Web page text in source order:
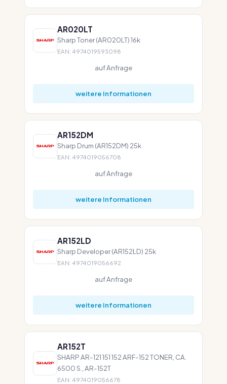
AR020LT
Sharp Toner (AR020LT) 16k
EAN: 4974019593098
auf Anfrage
weitere Informationen
AR152DM
Sharp Drum (AR152DM) 25k
EAN: 4974019056708
auf Anfrage
weitere Informationen
AR152LD
Sharp Developer (AR152LD) 25k
EAN: 4974019056692
auf Anfrage
weitere Informationen
AR152T
SHARP AR-121 151 152 ARF-152 TONER, CA.
6500 S., AR-152T
EAN: 4974019056678